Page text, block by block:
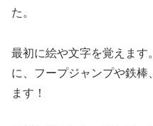
た。
最初に絵や文字を覚えます
に、フープジャンプや鉄棒
ます！